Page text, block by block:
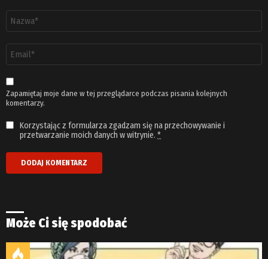
email
*
Zapamiętaj moje dane w tej przeglądarce podczas pisania kolejnych
komentarzy.
Korzystając z formularza zgadzam się na przechowywanie i
przetwarzanie moich danych w witrynie. *
Może Ci się spodobać